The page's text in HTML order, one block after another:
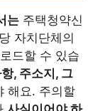
는 주택청약신
자치단체의
드할 수 있습
, 주소지, 그
해요. 주의할